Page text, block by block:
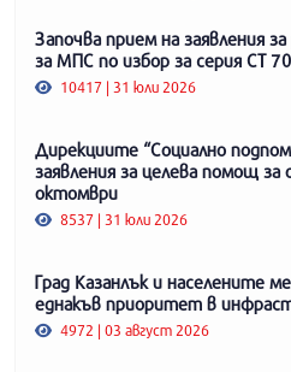
Започва прием на заявления
за МПС по избор за серия СТ
10417 | 31 юли 2026
Дирекциите “Социално
заявления за целева помощ за
октомври
8537 | 31 юли 2026
Град Казанлък и населените
еднакъв приоритет в
4972 | 03 август 2026